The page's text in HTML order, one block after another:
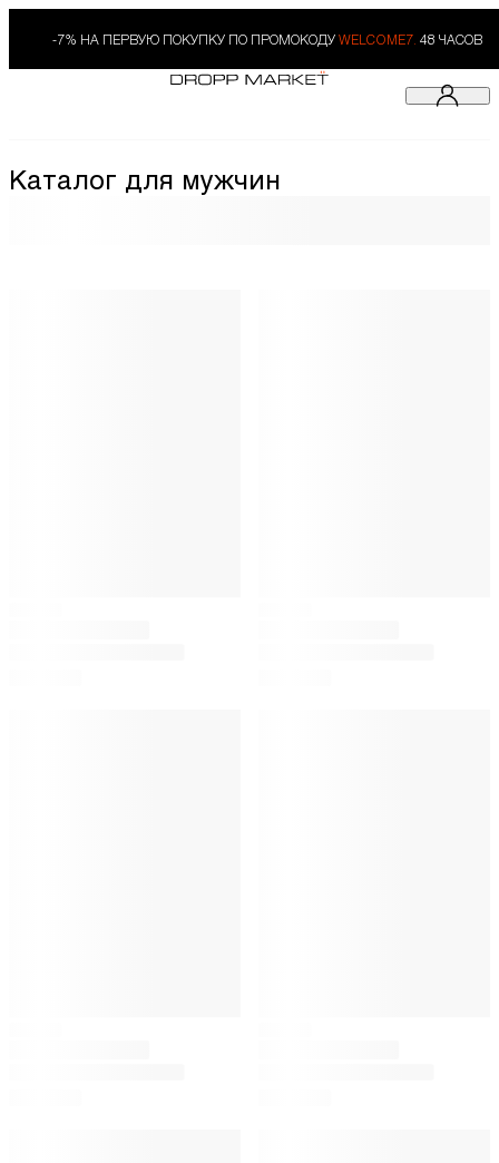
-7% НА ПЕРВУЮ ПОКУПКУ ПО ПРОМОКОДУ WELCOME7. 48 ЧАСОВ
Каталог для мужчин